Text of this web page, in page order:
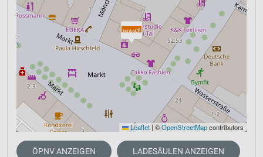
Leaflet | ©OpenStreetMapcontributors
ÖPNV ANZEIGEN LADESÄULEN ANZEIGEN